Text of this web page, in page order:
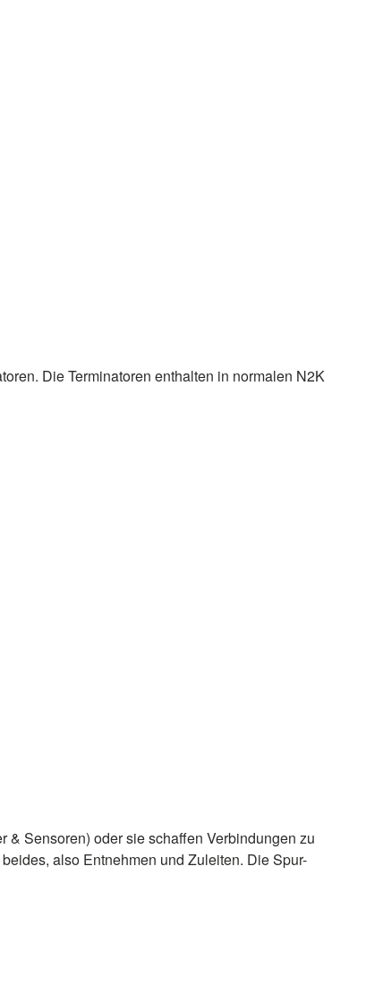
Die Terminatoren enthalten in normalen N2K
& Sensoren) oder sie schaffen Verbindungen zu
also Entnehmen und Zuleiten. Die Spur-